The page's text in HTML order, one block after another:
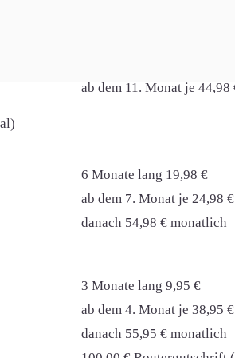
ab dem 11. Monat je 44,98
6 Monate lang 19,98 €
ab dem 7. Monat je 24,98
danach 54,98 € monatlich
3 Monate lang 9,95 €
ab dem 4. Monat je 38,95
danach 55,95 € monatlich